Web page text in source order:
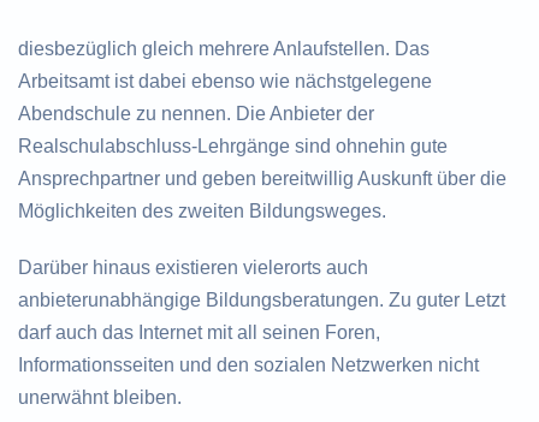
diesbezüglich gleich mehrere Anlaufstellen. Das
Arbeitsamt ist dabei ebenso wie nächstgelegene
Abendschule zu nennen. Die Anbieter der
Realschulabschluss-Lehrgänge sind ohnehin gute
Ansprechpartner und geben bereitwillig Auskunft über die
Möglichkeiten des zweiten Bildungsweges.
Darüber hinaus existieren vielerorts auch
anbieterunabhängige Bildungsberatungen. Zu guter Letzt
darf auch das Internet mit all seinen Foren,
Informationsseiten und den sozialen Netzwerken nicht
unerwähnt bleiben.